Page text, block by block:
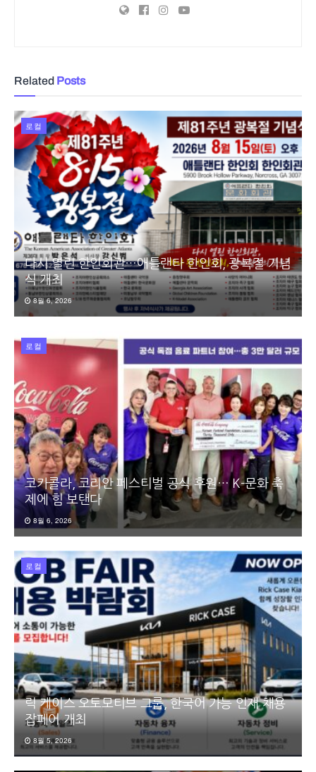
Related Posts
로컬
다시 열린 한인회관…애틀랜타 한인회, 광복절 기념
식 개최
8월 6, 2026
로컬
코카콜라, 코리안 페스티벌 공식 후원… K-문화 축
제에 힘 보탠다
8월 6, 2026
로컬
릭 케이스 오토모티브 그룹, 한국어 가능 인재 채용
잡페어 개최
8월 5, 2026